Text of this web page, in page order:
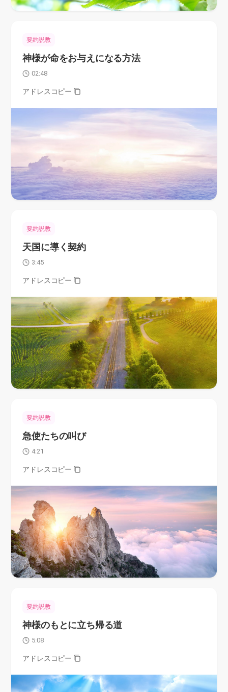
要約説教
神様が命をお与えになる方法
02:48
アドレスコピー
要約説教
天国に導く契約
3:45
アドレスコピー
要約説教
急使たちの叫び
4:21
アドレスコピー
要約説教
神様のもとに立ち帰る道
5:08
アドレスコピー